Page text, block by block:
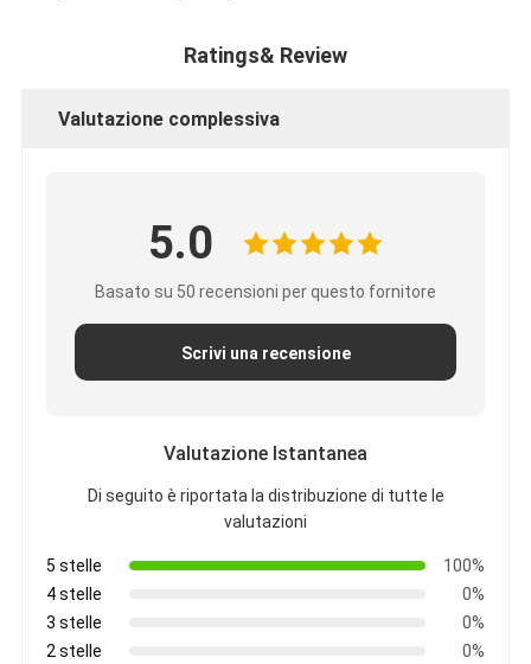
Ratings& Review
Valutazione complessiva
5.0
Basato su 50 recensioni per questo fornitore
Scrivi una recensione
Valutazione Istantanea
Di seguito è riportata la distribuzione di tutte le
valutazioni
5 stelle
100%
4 stelle
0%
3 stelle
0%
2 stelle
0%